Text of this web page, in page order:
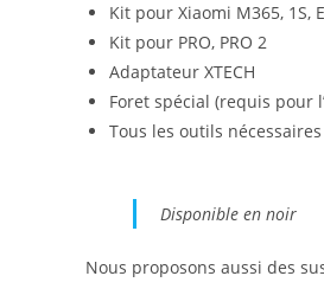
Kit pour Xiaomi M365, 1S,
Kit pour PRO, PRO 2
Adaptateur XTECH
Foret spécial (requis pour
Tous les outils
Disponible en noir
Nous proposons aussi des